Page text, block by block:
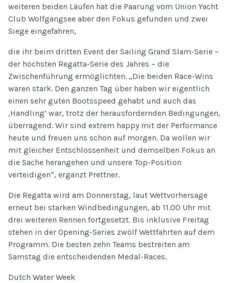
weiteren beiden Läufen hat die Paarung vom Union Yacht
Club Wolfgangsee aber den Fokus gefunden und zwei
Siege eingefahren,
die ihr beim dritten Event der Sailing Grand Slam-Serie –
der höchsten Regatta-Serie des Jahres – die
Zwischenführung ermöglichten. „Die beiden Race-Wins
waren stark. Den ganzen Tag über haben wir eigentlich
einen sehr guten Bootsspeed gehabt und auch das
‚Handling‘ war, trotz der herausfordernden Bedingungen,
überragend. Wir sind extrem happy mit der Performance
heute und freuen uns schon auf morgen. Da wollen wir
mit gleicher Entschlossenheit und demselben Fokus an
die Sache herangehen und unsere Top-Position
verteidigen“, ergänzt Prettner.
Die Regatta wird am Donnerstag, laut Wettvorhersage
erneut bei starken Windbedingungen, ab 11.00 Uhr mit
drei weiteren Rennen fortgesetzt. Bis inklusive Freitag
stehen in der Opening-Series zwölf Wettfahrten auf dem
Programm. Die besten zehn Teams bestreiten am
Samstag die entscheidenden Medal-Races.
Dutch Water Week